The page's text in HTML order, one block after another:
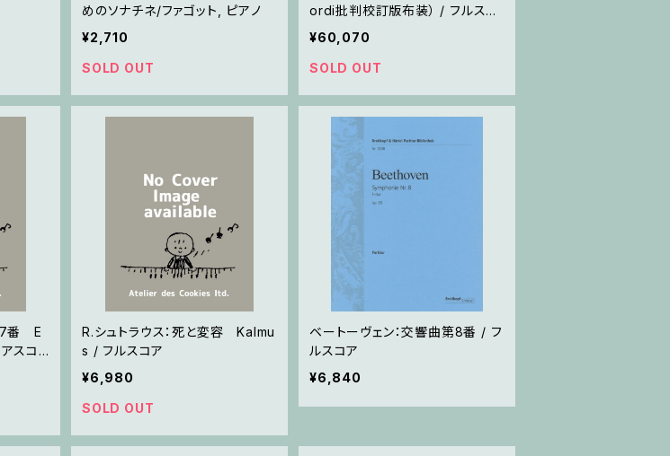
めのソナチネ/ファゴット, ピアノ
¥2,710
SOLD OUT
ordi批判校訂版布装） / フルスコ
ア
¥60,070
SOLD OUT
7番 E
スコ
R.シュトラウス：死と変容 Kalmu
s / フルスコア
¥6,980
SOLD OUT
ベートーヴェン：交響曲第8番 / フ
ルスコア
¥6,840